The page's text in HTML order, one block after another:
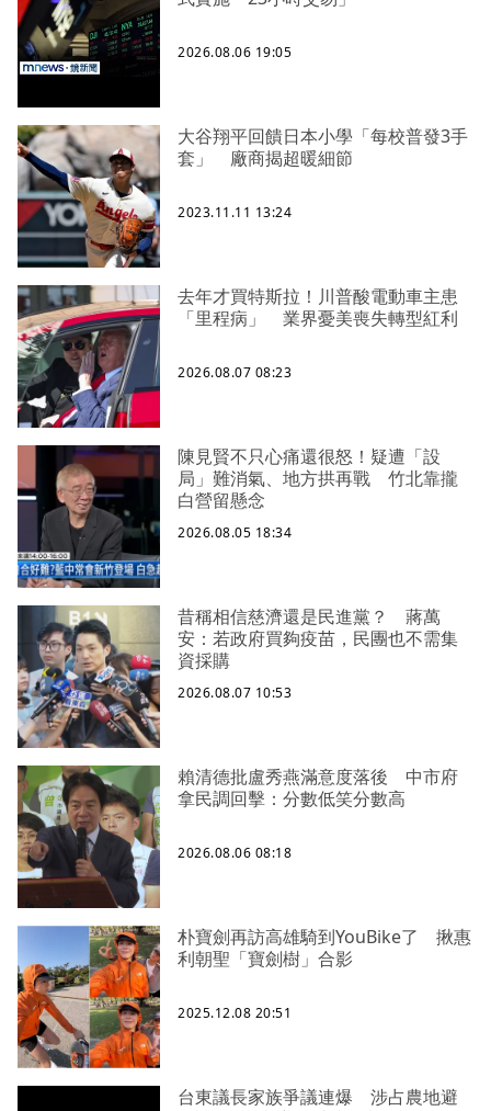
2026.08.06 19:05
大谷翔平回饋日本小學「每校普發3手
套」 廠商揭超暖細節
2023.11.11 13:24
去年才買特斯拉！川普酸電動車主患
「里程病」 業界憂美喪失轉型紅利
2026.08.07 08:23
陳見賢不只心痛還很怒！疑遭「設
局」難消氣、地方拱再戰 竹北靠攏
白營留懸念
2026.08.05 18:34
昔稱相信慈濟還是民進黨？ 蔣萬
安：若政府買夠疫苗，民團也不需集
資採購
2026.08.07 10:53
賴清德批盧秀燕滿意度落後 中市府
拿民調回擊：分數低笑分數高
2026.08.06 08:18
朴寶劍再訪高雄騎到YouBike了 揪惠
利朝聖「寶劍樹」合影
2025.12.08 20:51
台東議長家族爭議連爆 涉占農地避